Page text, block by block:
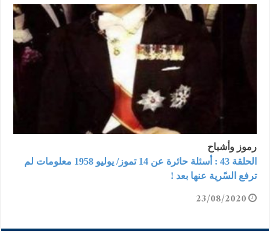
رموز وأشباح
الحلقة 43 : أسئلة حائرة عن 14 تموز/ يوليو 1958 معلومات لم
ترفع السّرية عنها بعد !
23/08/2020